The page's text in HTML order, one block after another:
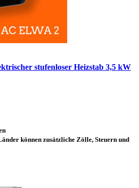
stufenloser Heizstab 3,5 kW
können zusätzliche Zölle, Steuern und